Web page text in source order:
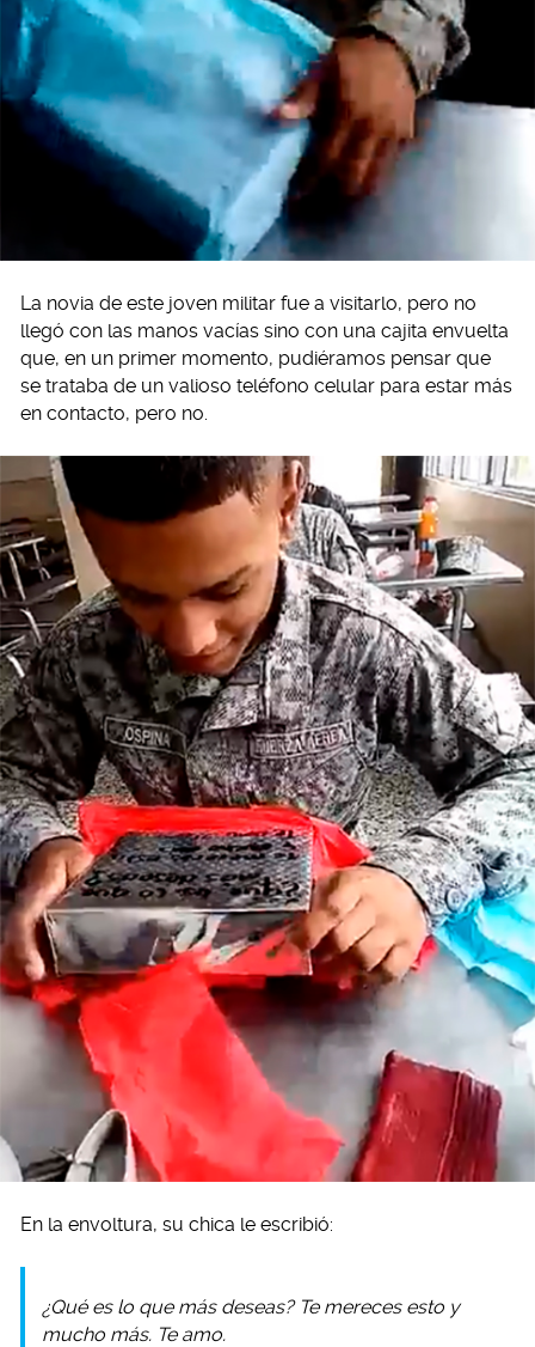
La novia de este joven militar fue a visitarlo, pero no
llegó con las manos vacías sino con una cajita envuelta
que, en un primer momento, pudiéramos pensar que
se trataba de un valioso teléfono celular para estar más
en contacto, pero no.
En la envoltura, su chica le escribió:
¿Qué es lo que más deseas? Te mereces esto y
mucho más. Te amo.